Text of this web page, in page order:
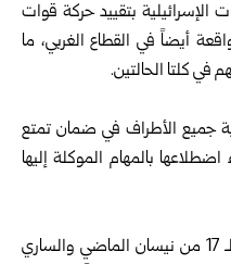
الإسرائيلية بتقييد حركة قوات
أيضاً في القطاع الغربي، ما
في كلتا الحالتين.‏
جميع الأطراف في ضمان تمتع
بالمهام الموكلة إليها
ورغم وقف إطلاق النار المعلن منذ الـ 17 من نيسان الماضي والساري